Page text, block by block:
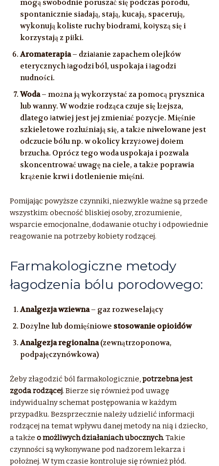
mogą swobodnie poruszać się podczas porodu,
spontanicznie siadają, stają, kucają, spacerują,
wykonują koliste ruchy biodrami, kołyszą się i
korzystają z piłki.
Aromaterapia– działanie zapachem olejków
eterycznych łagodzi ból, uspokaja i łagodzi
nudności.
Woda– można ją wykorzystać za pomocą prysznica
lub wanny. W wodzie rodząca czuje się lżejsza,
dlatego łatwiej jest jej zmieniać pozycje. Mięśnie
szkieletowe rozluźniają się, a także niwelowane jest
odczucie bólu np. w okolicy krzyżowej dołem
brzucha. Oprócz tego woda uspokaja i pozwala
skoncentrować uwagę na ciele, a także poprawia
krążenie krwi i dotlenienie mięśni.
Pomijając powyższe czynniki, niezwykle ważne są przede
wszystkim: obecność bliskiej osoby, zrozumienie,
wsparcie emocjonalne, dodawanie otuchy i odpowiednie
reagowanie na potrzeby kobiety rodzącej.
Farmakologiczne metody
łagodzenia bólu porodowego:
Analgezja wziewna– gaz rozweselający
Dożylne lub domięśniowe stosowanie opioidów
Analgezja regionalna(zewnątrzoponowa,
podpajęczynówkowa)
Żeby złagodzić ból farmakologicznie,potrzebna jest
zgoda rodzącej. Bierze się również pod uwagę
indywidualny schemat postępowania w każdym
przypadku. Bezsprzecznie należy udzielić informacji
rodzącej na temat wpływu danej metody na nią i dziecko,
a także o możliwych działaniach ubocznych. Takie
czynności są wykonywane pod nadzorem lekarza i
położnej. W tym czasie kontroluje się również płód.